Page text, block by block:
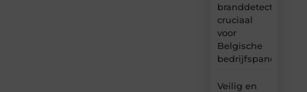
branddetectie:
cruciaal
voor
Belgische
bedrijfspanden
Veilig en